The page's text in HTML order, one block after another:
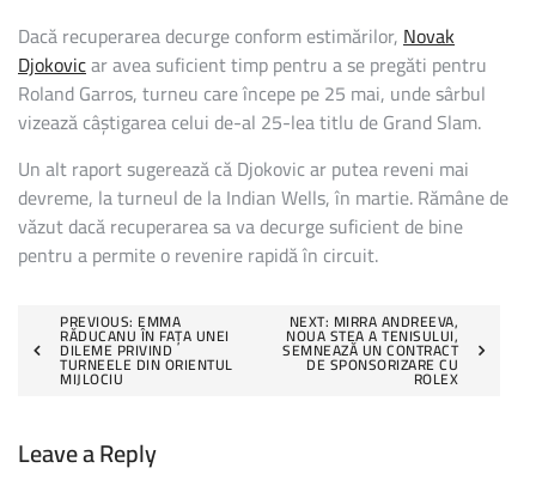
Dacă recuperarea decurge conform estimărilor,Novak
Djokovicar avea suficient timp pentru a se pregăti pentru
Roland Garros, turneu care începe pe 25 mai, unde sârbul
vizează câștigarea celui de-al 25-lea titlu de Grand Slam.
Un alt raport sugerează că Djokovic ar putea reveni mai
devreme, la turneul de la Indian Wells, în martie. Rămâne de
văzut dacă recuperarea sa va decurge suficient de bine
pentru a permite o revenire rapidă în circuit.
Post
navigation
PREVIOUS: EMMA
RĂDUCANU ÎN FAȚA UNEI
DILEME PRIVIND
TURNEELE DIN ORIENTUL
MIJLOCIU
NEXT: MIRRA ANDREEVA,
NOUA STEA A TENISULUI,
SEMNEAZĂ UN CONTRACT
DE SPONSORIZARE CU
ROLEX
Leave a Reply